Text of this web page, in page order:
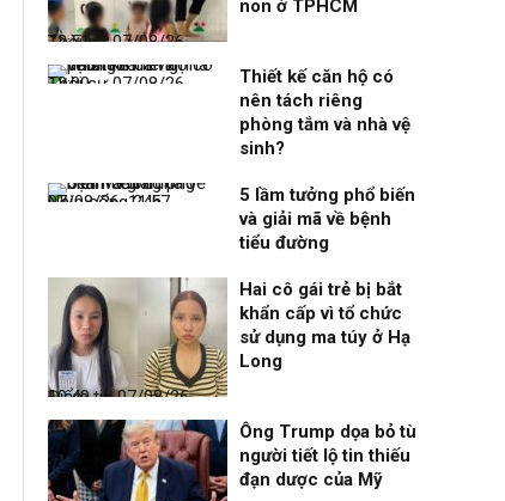
Thời sự
07/08/26, 12:51
non ở TPHCM
Thời sự
07/08/26, 12:00
Thiết kế căn hộ có
nên tách riêng
phòng tắm và nhà vệ
sinh?
Nhịp sống 24h
07/08/26, 11:57
5 lầm tưởng phổ biến
và giải mã về bệnh
tiểu đường
Điểm tin
07/08/26, 10:40
Hai cô gái trẻ bị bắt
khẩn cấp vì tổ chức
sử dụng ma túy ở Hạ
Long
Ông Trump dọa bỏ tù
người tiết lộ tin thiếu
đạn dược của Mỹ